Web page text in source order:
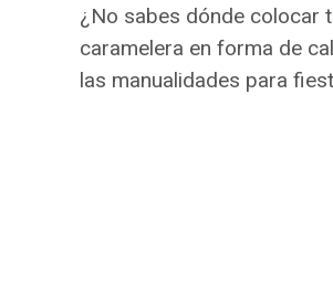
¿No sabes dónde colocar
caramelera en forma de
las manualidades para